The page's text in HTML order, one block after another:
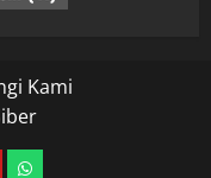
Kami
whatsapp